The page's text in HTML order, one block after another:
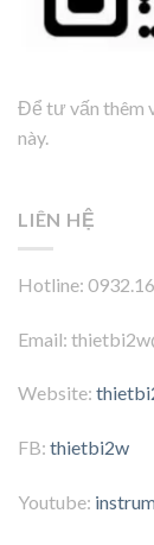
Để tư vấn thêm
này.
LIÊN HỆ
Hotline:
Email:
Website:
FB: thietbi2w
Youtube: